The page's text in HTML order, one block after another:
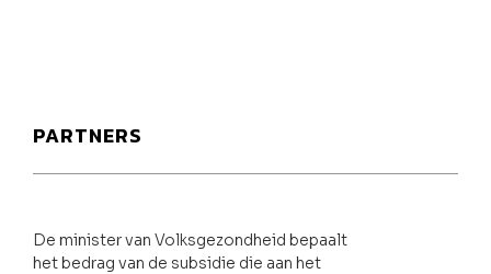
PARTNERS
De minister van Volksgezondheid bepaalt
het bedrag van de subsidie die aan het